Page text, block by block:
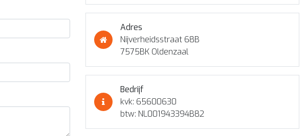
Adres
Nijverheidsstraat 68B
7575BK Oldenzaal
Bedrijf
kvk: 65600630
btw: NL001943394B82